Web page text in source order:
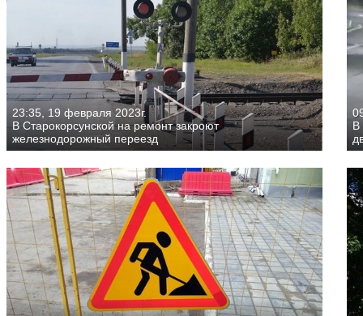
23:35, 19 февраля 2023г.
В Старокорсунской на ремонт закроют
железнодорожный переезд
В